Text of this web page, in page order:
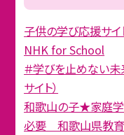
子供の学び応援サイ
NHK for School
＃学びを止めない
サイト）
和歌山の子★家庭学
必要 和歌山県教育